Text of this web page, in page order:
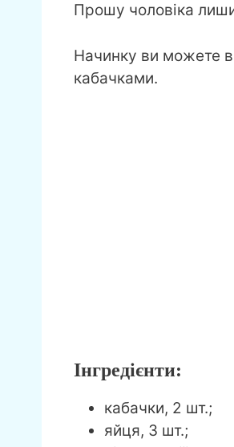
Прошу чоловіка
Начинку ви можете
кабачками.
Інгредієнти:
кабачки, 2 шт.;
яйця, 3 шт.;